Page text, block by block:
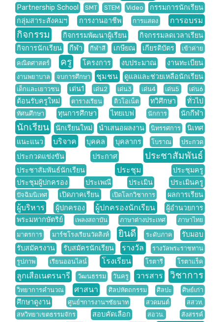
Partnership School SMT STEM Video
กรรมการนักเรียน
กลุ่มสาระสังคมฯ
การงานอาชีพ การแสดง การอบรม
กิจกรรม กิจกรรมพัฒนาผู้เรียน
กิจกรรมลดเวลาเรียน
กิจการนักเรียน
กีฬา กีฬาสี เกษียณ เกียรติบัตร
เข้าค่าย
คณิตศาสตร์
ครู โครงการ งบประมาณ งานทะเบียน
งานพยาบาล จบการศึกษา ชุมชน ดูแลและช่วยเหลือนักเรียน
เด็กและเยาวชน เด่น1 เด่น2 เด่น3 เด่น4 เด่น5 เด่น6
ต้อนรับครูใหม่ ตารางเรียน ติวโอเน็ต ทวิศึกษา ทั่วไป
ทัศนศึกษา ทุนการศึกษา ไทยเบฟ นักการ นักกีฬา
นักเรียน นักเรียนใหม่ นำเสนอผลงาน นิทรรศการ
นิเทศ
แนะแนว
บริจาค บุคคล บุคลากร โบราณ ประกวด
ประกวดแข่งขัน ประกาศ ประชาสัมพันธ์
ประชาสัมพันธ์นักเรียน ประชุม
ประชุมครู
ประชุมผู้ปกครอง
ประเพณี ประเมิน ประเมินครู
ปัจฉิมนิเทศ เปิดภาคเรียน เปิดโลกวิชาการ ผลการเรียน
ผู้บริหาร ผู้ปกครอง ผู้ปกครองนักเรียน
ผู้อำนวยการ
พระมหากษัตริย์
เพลงสถาบัน ภาษาต่างประเทศ
ภาษาไทย
มาตรการ
มาร์ชโรงเรียนวัดสิงห์ ยินดี ระดับภาค
รับมอบ
รับสมัครงาน
รับสมัครนักเรียน รางวัล
รางวัลพระราชทาน
รูปภาพ
เรียนออนไลน์ โรงเรียน โรตารี โรตาแร็ค
ลูกเสือเนตรนารี วัฒนธรรม วันครู วารสาร วิชาการ
วิทยาการคำนวณ ศาสนา ศิลปหัตถกรรม ศิลปะ ศิษย์เก่า
ศึกษาดูงาน ศูนย์ฯการงานฯชัยนาท สวดมนต์
สสวท.
สหวิทยาเขตธรรมจักร
สอบคัดเลือก สอวน.
สังสรรค์